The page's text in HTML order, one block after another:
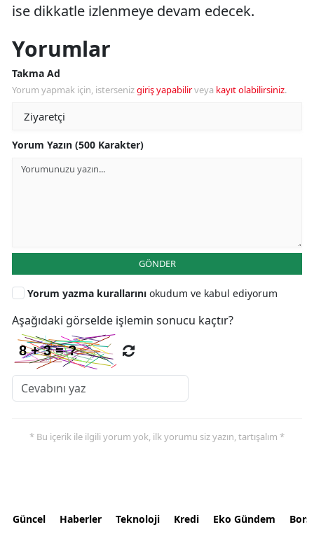
ise dikkatle izlenmeye devam edecek.
Yorumlar
Takma Ad
Yorum yapmak için, istersenizgiriş yapabilirveya kayıt olabilirsiniz.
Yorum Yazın (500 Karakter)
GÖNDER
Yorum yazma kurallarını okudum ve kabul ediyorum
Aşağıdaki görselde işlemin sonucu kaçtır?
* Bu içerik ile ilgili yorum yok, ilk yorumu siz yazın, tartışalım *
Güncel Haberler Teknoloji Kredi Eko Gündem